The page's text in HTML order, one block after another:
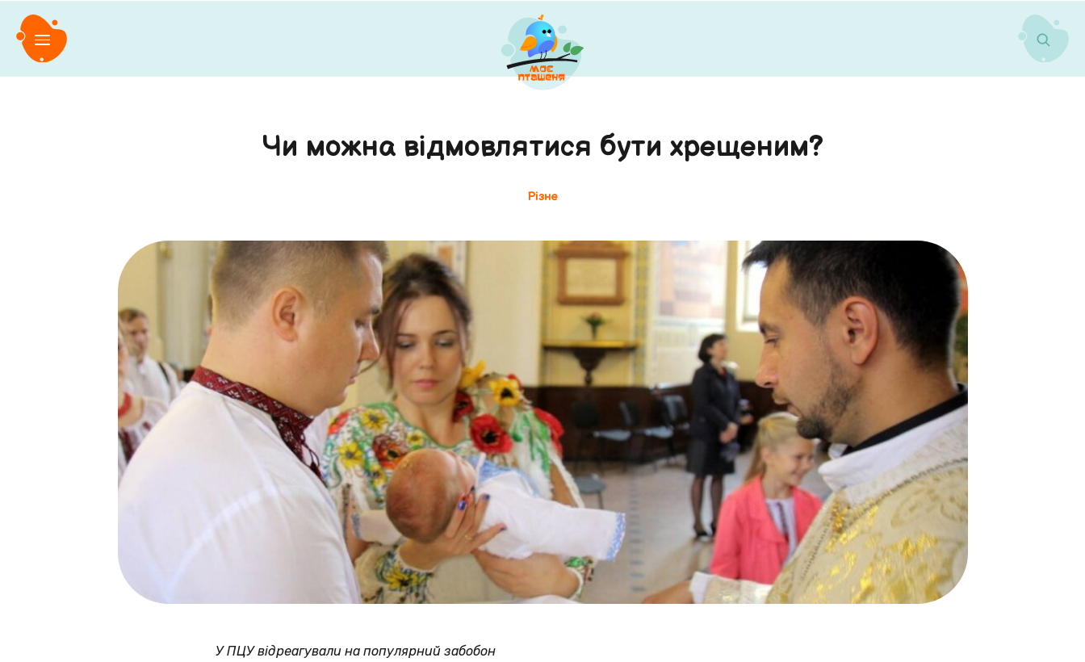
Чи можна відмовлятися бути хрещеним?
Різне
У ПЦУ відреагували на популярний забобон